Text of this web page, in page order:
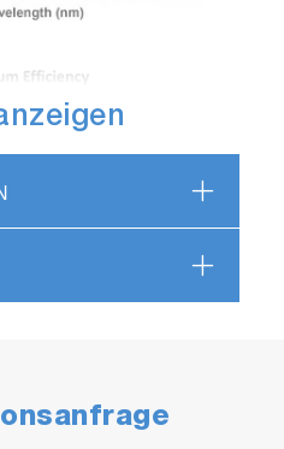
Selection